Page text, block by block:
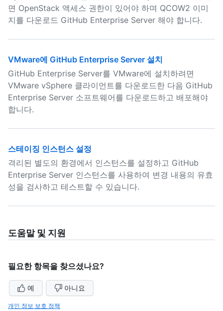
면 OpenStack 액세스 권한이 있어야 하며 QCOW2 이미
지를 다운로드 GitHub Enterprise Server 해야 합니다.
VMware에 GitHub Enterprise Server 설치
GitHub Enterprise Server를 VMware에 설치하려면
VMware vSphere 클라이언트를 다운로드한 다음 GitHub
Enterprise Server 소프트웨어를 다운로드하고 배포해야
합니다.
스테이징 인스턴스 설정
격리된 별도의 환경에서 인스턴스를 설정하고 GitHub
Enterprise Server 인스턴스를 사용하여 변경 내용의 유효
성을 검사하고 테스트할 수 있습니다.
도움말 및 지원
필요한 항목을 찾으셨나요?
예 아니요
개인 정보 보호 정책